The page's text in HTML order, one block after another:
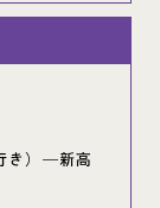
） ─新高